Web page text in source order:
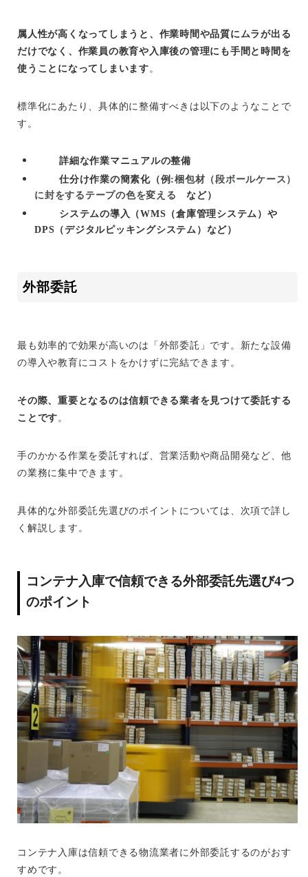
属人性が高くなってしまうと、作業時間や品質にムラが出る
だけでなく、作業員の教育や入庫後の管理にも手間と時間を
使うことになってしまいます 。
標準化にあたり、具体的に整備すべきは以下のようなことで
す。
詳細な作業マニュアルの整備
仕分け作業の簡素化（例:梱包材（段ボールケース）
に封をするテープの色を変える など）
システムの導入（WMS（倉庫管理システム）や
DPS（デジタルピッキングシステム）など）
外部委託
最も効率的で効果が高いのは「外部委託」です。新たな設備
の導入や教育にコストをかけずに完結できます。
その際、重要となるのは信頼できる業者を見つけて委託する
ことです 。
手のかかる作業を委託すれば、営業活動や商品開発など、他
の業務に集中できます。
具体的な外部委託先選びのポイントについては、次項で詳し
く解説します。
コンテナ入庫で信頼できる外部委託先選び4つ
のポイント
コンテナ入庫は信頼できる物流業者に外部委託するのがおす
すめです。